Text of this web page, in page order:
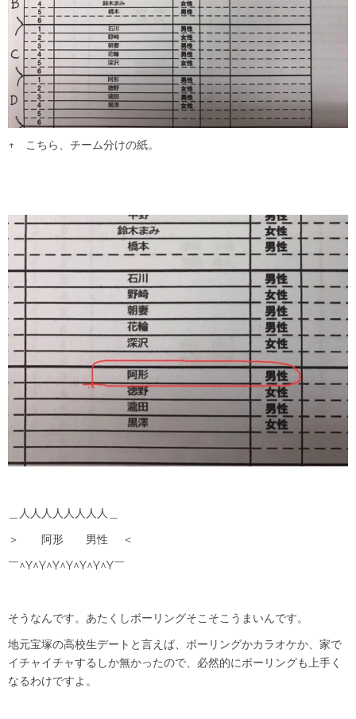
↑ こちら、チーム分けの紙。
＿人人人人人人人人＿
＞ 阿形 男性 ＜
￣^Y^Y^Y^Y^Y^Y^Y￣
そうなんです。あたくしボーリングそこそこうまいんです。
地元宝塚の高校生デートと言えば、ボーリングかカラオケか、家で
イチャイチャするしか無かったので、必然的にボーリングも上手く
なるわけですよ。